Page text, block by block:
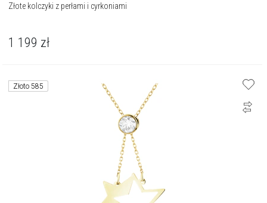
Złote kolczyki z perłami i cyrkoniami
1 199 zł
Złoto 585